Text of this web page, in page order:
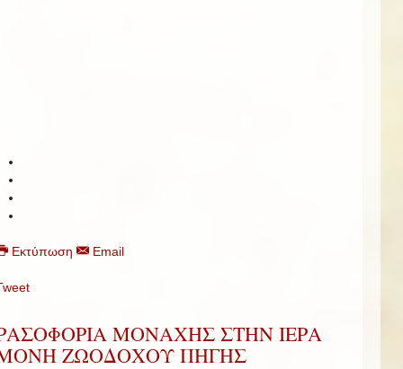
Εκτύπωση Email
ΜΟΝΑΧΗΣ ΣΤΗΝ ΙΕΡΑ
ΖΩΟΔΟΧΟΥ ΠΗΓΗΣ